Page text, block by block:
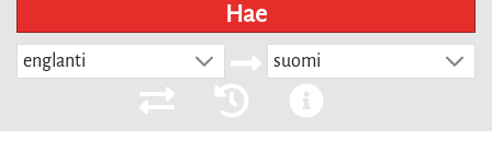
Hae
englanti suomi